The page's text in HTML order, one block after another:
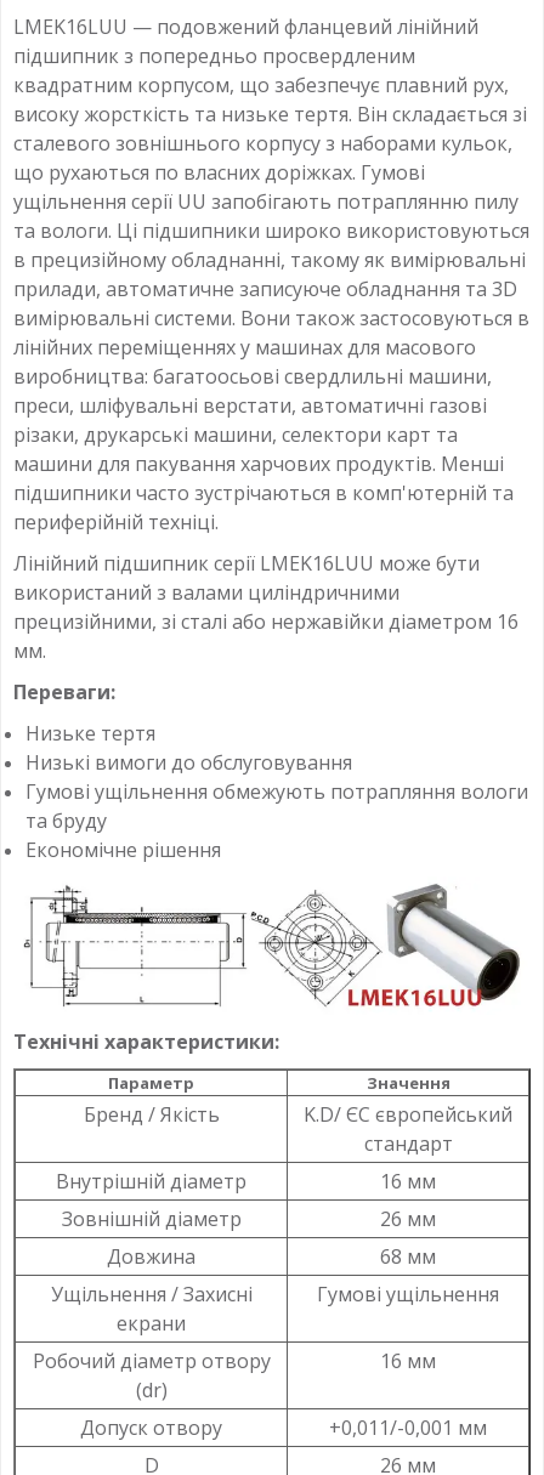
LMEK16LUU — подовжений фланцевий лінійний
підшипник з попередньо просвердленим
квадратним корпусом, що забезпечує плавний рух,
високу жорсткість та низьке тертя. Він складається зі
сталевого зовнішнього корпусу з наборами кульок,
що рухаються по власних доріжках. Гумові
ущільнення серії UU запобігають потраплянню пилу
та вологи. Ці підшипники широко використовуються
в прецизійному обладнанні, такому як вимірювальні
прилади, автоматичне записуюче обладнання та 3D
вимірювальні системи. Вони також застосовуються в
лінійних переміщеннях у машинах для масового
виробництва: багатоосьові свердлильні машини,
преси, шліфувальні верстати, автоматичні газові
різаки, друкарські машини, селектори карт та
машини для пакування харчових продуктів. Менші
підшипники часто зустрічаються в комп'ютерній та
периферійній техніці.
Лінійний підшипник серії LMEK16LUU може бути
використаний з валами циліндричними
прецизійними, зі сталі або нержавійки діаметром 16
мм.
Переваги:
Низьке тертя
Низькі вимоги до обслуговування
Гумові ущільнення обмежують потрапляння вологи
та бруду
Економічне рішення
Технічні характеристики:
Параметр Значення
Бренд / Якість
K.D/ ЄС європейський
стандарт
Внутрішній діаметр
16 мм
Зовнішній діаметр
26 мм
Довжина
68 мм
Ущільнення / Захисні
екрани
Гумові ущільнення
Робочий діаметр отвору
(dr)
16 мм
Допуск отвору
+0,011/-0,001 мм
D
26 мм